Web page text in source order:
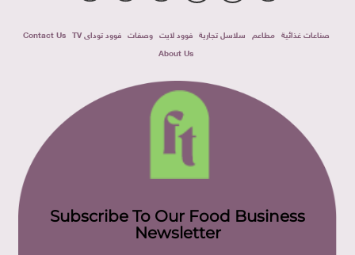
صناعات غذائية مطاعم سلاسل تجارية فوود لايت وصفات فوود توداى TV
Contact Us
About Us
Subscribe To Our Food Business
Newsletter